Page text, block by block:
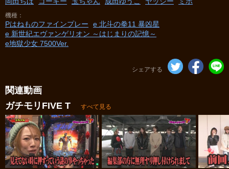
機種
Pはねものファインプレー
e 北斗の拳11 暴凶星
e 新世紀エヴァンゲリオン ～はじまりの記憶～
e地獄少女 7500Ver.
シェアする
関連動画
ガチモリFIVE T
すべて見る